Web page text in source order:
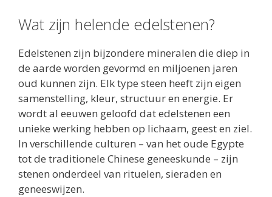
Wat zijn helende edelstenen?
Edelstenen zijn bijzondere mineralen die diep in
de aarde worden gevormd en miljoenen jaren
oud kunnen zijn. Elk type steen heeft zijn eigen
samenstelling, kleur, structuur en energie. Er
wordt al eeuwen geloofd dat edelstenen een
unieke werking hebben op lichaam, geest en ziel.
In verschillende culturen – van het oude Egypte
tot de traditionele Chinese geneeskunde – zijn
stenen onderdeel van rituelen, sieraden en
geneeswijzen.